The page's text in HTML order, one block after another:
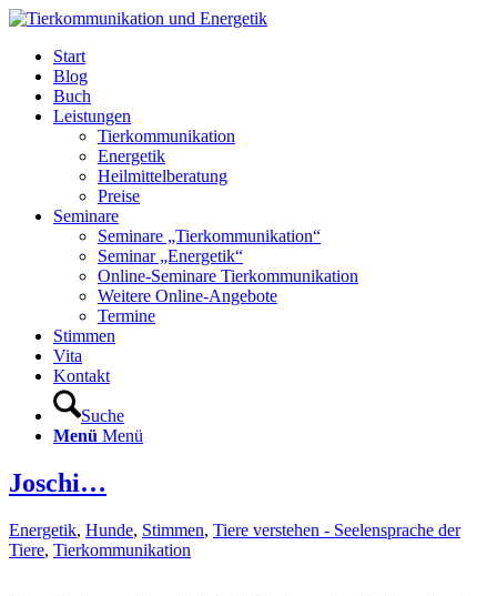
Start
Blog
Buch
Leistungen
Tierkommunikation
Energetik
Heilmittelberatung
Preise
Seminare
Seminare „Tierkommunikation“
Seminar „Energetik“
Online-Seminare Tierkommunikation
Weitere Online-Angebote
Termine
Stimmen
Vita
Kontakt
Suche
Menü Menü
Joschi…
Energetik, Hunde, Stimmen, Tiere verstehen - Seelensprache der
Tiere, Tierkommunikation